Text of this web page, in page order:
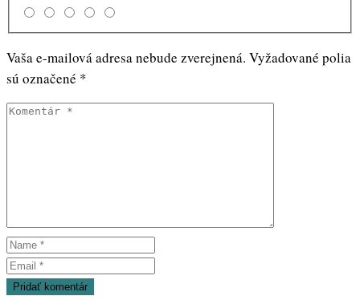
Vaša e-mailová adresa nebude zverejnená. Vyžadované polia
sú označené *